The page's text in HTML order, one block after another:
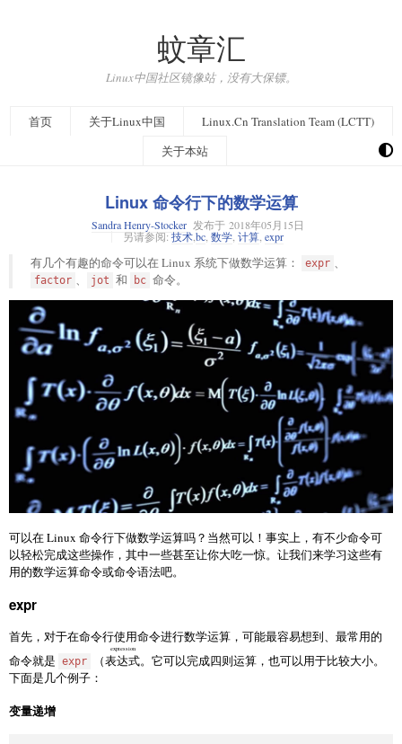
蚊章汇
Linux中国社区镜像站，没有大保镖。
首页 关于Linux中国
Linux.Cn Translation Team (LCTT)
关于本站
Linux 命令行下的数学运算
Sandra Henry-Stocker 发布于 2018年05月15日
另请参阅: 技术bc 数学 计算 expr
有几个有趣的命令可以在 Linux 系统下做数学运算： expr 、
factor 、 jot 和 bc 命令。
可以在 Linux 命令行下做数学运算吗？当然可以！事实上，有不少命令可
以轻松完成这些操作，其中一些甚至让你大吃一惊。让我们来学习这些有
用的数学运算命令或命令语法吧。
expr
首先，对于在命令行使用命令进行数学运算，可能最容易想到、最常用的
命令就是 expr （表达式
expression
。它可以完成四则运算，也可以用于比较大小。
下面是几个例子：
变量递增